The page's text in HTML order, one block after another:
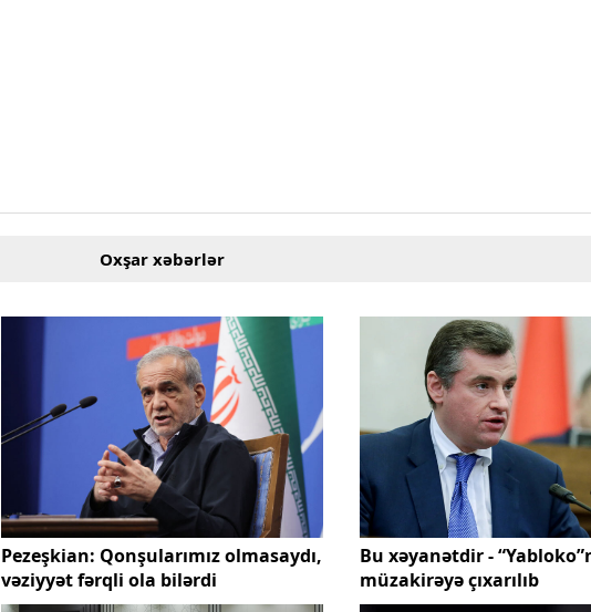
Oxşar xəbərlər
Pezeşkian: Qonşularımız olmasaydı,
vəziyyət fərqli ola bilərdi
Bu xəyanətdir -
müzakirəyə çıxarılıb